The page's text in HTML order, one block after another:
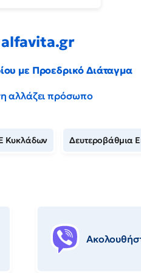
alfavita.gr
με Προεδρικό Διάταγμα
αλλάζει πρόσωπο
Κυκλάδων Δευτεροβάθμια